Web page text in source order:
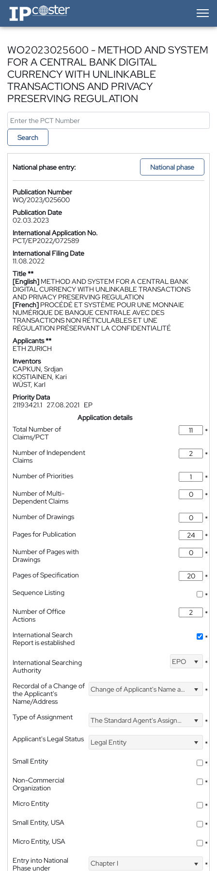
IP-Coster — Home
WO2023025600 - METHOD AND SYSTEM
FOR A CENTRAL BANK DIGITAL
CURRENCY WITH UNLINKABLE
TRANSACTIONS AND PRIVACY
PRESERVING REGULATION
Search
National phase entry: National phase
Publication Number
WO/2023/025600
Publication Date
02.03.2023
International Application No.
PCT/EP2022/072589
International Filing Date
11.08.2022
Title **
[English] METHOD AND SYSTEM FOR A CENTRAL BANK
DIGITAL CURRENCY WITH UNLINKABLE TRANSACTIONS
AND PRIVACY PRESERVING REGULATION
[French] PROCÉDÉ ET SYSTÈME POUR UNE MONNAIE
NUMÉRIQUE DE BANQUE CENTRALE AVEC DES
TRANSACTIONS NON RÉTICULABLES ET UNE
RÉGULATION PRÉSERVANT LA CONFIDENTIALITÉ
Applicants **
ETH ZURICH
Inventors
CAPKUN, Srdjan
KOSTIAINEN, Kari
WÜST, Karl
Priority Data
21193421.1
27.08.2021
EP
Application details
Total Number of
Claims/PCT
*
Number of Independent
Claims
*
Number of Priorities
*
Number of Multi-
Dependent Claims
*
Number of Drawings
*
Pages for Publication
*
Number of Pages with
Drawings
*
Pages of Specification
*
Sequence Listing
*
Number of Office
Actions
*
International Search
Report is established
*
International Searching
Authority
EPO *
Recordal of a Change of
the Applicant's
Name/Address
Change of Applicant's Name and Address *
Type of Assignment The Standard Agent's Assignment
*
Applicant's Legal Status
Legal Entity
*
Small Entity
*
Non-Commercial
Organization
*
Micro Entity
*
Small Entity, USA
*
Micro Entity, USA
*
Entry into National
Phase under
Chapter I *